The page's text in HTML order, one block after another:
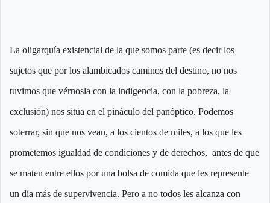
La oligarquía existencial de la que somos parte (es decir los
sujetos que por los alambicados caminos del destino, no nos
tuvimos que vérnosla con la indigencia, con la pobreza, la
exclusión) nos sitúa en el pináculo del panóptico. Podemos
soterrar, sin que nos vean, a los cientos de miles, a los que les
prometemos igualdad de condiciones y de derechos, antes de que
se maten entre ellos por una bolsa de comida que les represente
un día más de supervivencia. Pero a no todos les alcanza con